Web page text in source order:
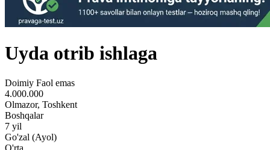
Uyda otrib ishlaga
Doimiy Faol emas
4.000.000
Olmazor, Toshkent
Boshqalar
7 yil
Go'zal (Ayol)
O'rta